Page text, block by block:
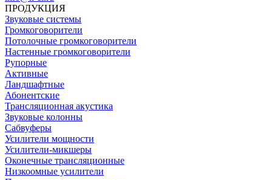
ПРОДУКЦИЯ
Звуковые системы
Громкоговорители
Потолочные громкоговорители
Настенные громкоговорители
Рупорные
Активные
Ландшафтные
Абонентские
Трансляционная акустика
Звуковые колонны
Сабвуферы
Усилители мощности
Усилители-микшеры
Оконечные трансляционные
Низкоомные усилители